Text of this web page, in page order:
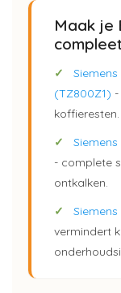
Maak je
✓
(TZ800Z1)
koffieresten.
✓
- complete
ontkalken.
✓
vermindert